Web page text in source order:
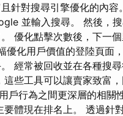
針對搜尋引擎優化的內
並輸入搜尋。 然後，
優化點擊次數後，下一個
優化用戶價值的登陸頁面
經常被回收並在各種搜
些工具可以讓賣家致富
戶行為之間更深層的相關
體現在排名上。 透過針